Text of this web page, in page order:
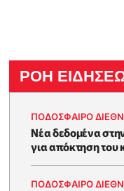
ΡΟΗ
ΠΟΔΟΣΦΑΙΡΟ
Νέα δεδομένα
για απόκτηση
ΠΟΔΟΣΦΑΙΡΟ